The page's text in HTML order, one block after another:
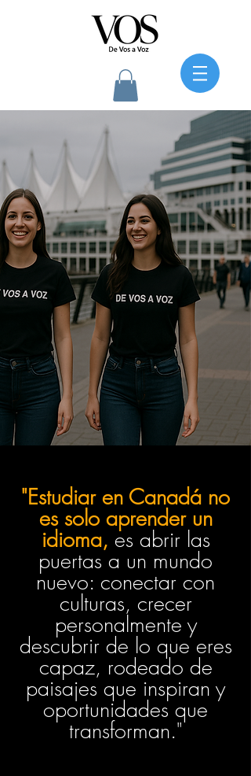
"Estudiar en Canadá no
es solo aprender un
idioma, es abrir las
puertas a un mundo
nuevo: conectar con
culturas, crecer
personalmente y
descubrir de lo que eres
capaz, rodeado de
paisajes que inspiran y
oportunidades que
transforman."